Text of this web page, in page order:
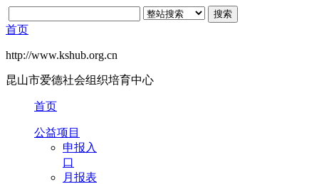
首页
http://www.kshub.org.cn
昆山市爱德社会组织培育中心
首页
公益项目
申报入
口
月报表